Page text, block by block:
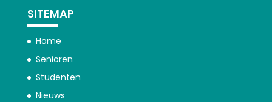
SITEMAP
Home
Senioren
Studenten
Nieuws